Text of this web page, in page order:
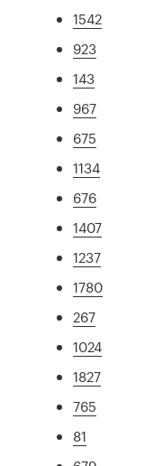
1542
923
143
967
675
1134
676
1407
1237
1780
267
1024
1827
765
81